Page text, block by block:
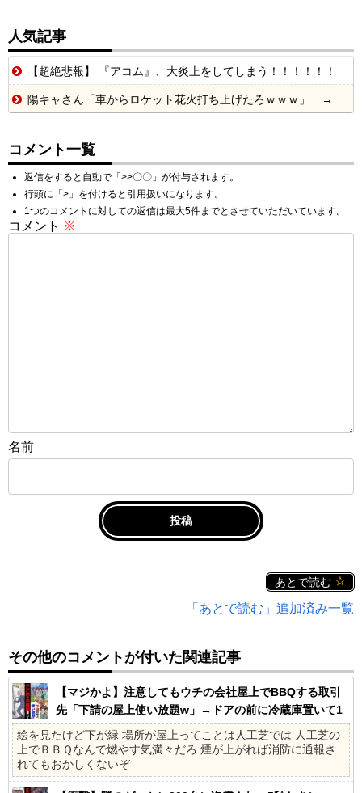
人気記事
【超絶悲報】 『アコム』、大炎上をしてしまう！！！！！！
陽キャさん「車からロケット花火打ち上げたろｗｗｗ」 → サンルーフが閉まっていて無事車内に発射
コメント一覧
返信をすると自動で「>>〇〇」が付与されます。
行頭に「>」を付けると引用扱いになります。
1つのコメントに対しての返信は最大5件までとさせていただいています。
コメント ※
名前
あとで読む
「あとで読む」追加済み一覧
その他のコメントが付いた関連記事
【マジかよ】注意してもウチの会社屋上でBBQする取引
先「下請の屋上使い放題w」→ドアの前に冷蔵庫置いて1
ヶ月の社員旅行に
絵を見たけど下が緑 場所が屋上ってことは人工芝では 人工芝の
上でＢＢＱなんで燃やす気満々だろ 煙が上がれば消防に通報さ
れてもおかしくないぞ